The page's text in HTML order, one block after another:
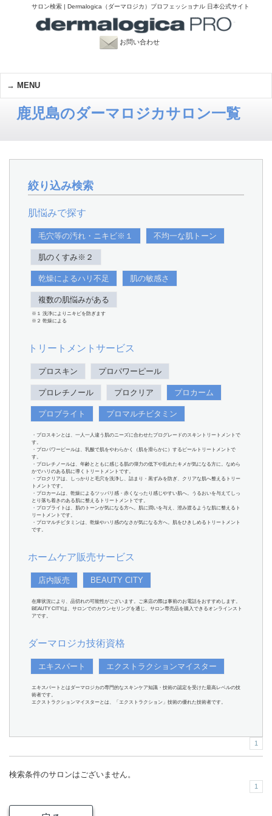
サロン検索 | Dermalogica（ダーマロジカ）プロフェッショナル 日本公式サイト
お問い合わせ
MENU
鹿児島のダーマロジカサロン一覧
絞り込み検索
肌悩みで探す
毛穴等の汚れ・ニキビ※１ 不均一な肌トーン
肌のくすみ※２
乾燥によるハリ不足 肌の敏感さ
複数の肌悩みがある
※１ 洗浄によりニキビを防ぎます
※２ 乾燥による
トリートメントサービス
プロスキン プロパワーピール
プロレチノール プロクリア プロカーム
プロブライト プロマルチビタミン
・プロスキンとは、一人一人違う肌のニーズに合わせたプログレードのスキントリートメントで
す。
・プロパワーピールは、乳酸で肌をやわらかく（肌を滑らかに）するピールトリートメントで
す。
・プロレチノールは、年齢とともに感じる肌の弾力の低下や乱れたキメが気になる方に。なめら
かでハリのある肌に導くトリートメントです。
・プロクリアは、しっかりと毛穴を洗浄し、詰まり・黒ずみを防ぎ、クリアな肌へ整えるトリー
トメントです。
・プロカームは、乾燥によるツッパリ感・赤くなったり感じやすい肌へ。うるおいを与えてしっ
とり落ち着きのある肌に整えるトリートメントです。
・プロブライトは、肌のトーンが気になる方へ。肌に潤いを与え、澄み渡るような肌に整えるト
リートメントです。
・プロマルチビタミンは、乾燥やハリ感のなさが気になる方へ。肌をひきしめるトリートメント
です。
ホームケア販売サービス
店内販売 BEAUTY CITY
在庫状況により、品切れの可能性がございます。ご来店の際は事前のお電話をおすすめします。
BEAUTY CITYは、サロンでのカウンセリングを通じ、サロン専売品を購入できるオンラインスト
アです。
ダーマロジカ技術資格
エキスパート エクストラクションマイスター
エキスパートとはダーマロジカの専門的なスキンケア知識・技術の認定を受けた最高レベルの技
術者です。
エクストラクションマイスターとは、「エクストラクション」技術の優れた技術者です。
1
検索条件のサロンはございません。
1